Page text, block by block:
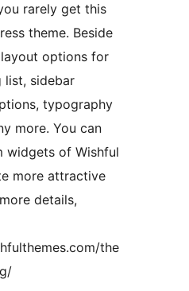
rarely get this
theme. Beside
options for
list, sidebar
typography
more. You can
widgets of Wishful
more attractive
details,
the